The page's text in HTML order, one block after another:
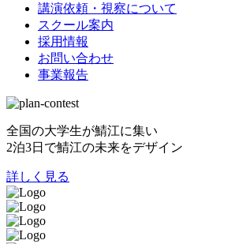
講演依頼・視察について
スクール案内
採用情報
お問い合わせ
事業報告
全国の大学生が鯖江に集い
2泊3日で鯖江の未来をデザイン
詳しく見る